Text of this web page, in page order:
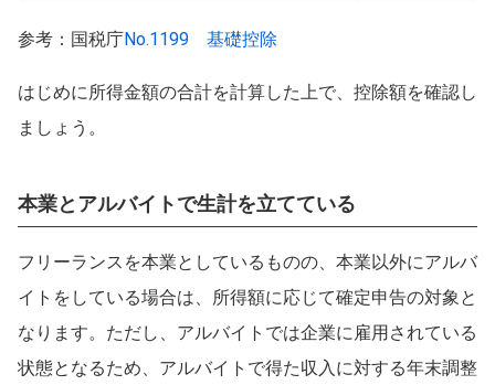
参考：国税庁No.1199 基礎控除
はじめに所得金額の合計を計算した上で、控除額を確認し
ましょう。
本業とアルバイトで生計を立てている
フリーランスを本業としているものの、本業以外にアルバ
イトをしている場合は、所得額に応じて確定申告の対象と
なります。ただし、アルバイトでは企業に雇用されている
状態となるため、アルバイトで得た収入に対する年末調整